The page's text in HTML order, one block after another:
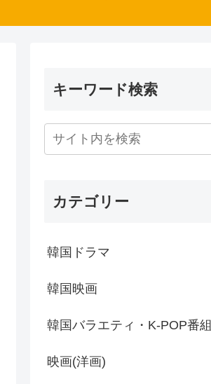
キーワード検索
カテゴリー
韓国ドラマ
韓国映画
韓国バラエティ・K-POP番組
映画(洋画)